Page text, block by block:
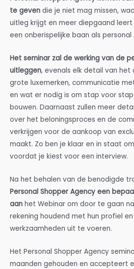
te geven die je niet mag missen,
uitleg krijgt en meer diepgaand
een onberispelijke baan als
Het seminar zal de werking van de
uitleggen, evenals elk detail van het
grote luxemerken, communicatie
en wat er nodig is om stap voor
bouwen. Daarnaast zullen meer
over het beloningsproces en de
verkrijgen voor de aankoop van
maakt. Zo ben je klaar en in staat
voordat je kiest voor een interview.
Na het behalen van de benodigde
Personal Shopper Agency een
aan het Webinar om door te gaan
rekening houdend met hun profiel
werkzaamheden uit te voeren.
Het Personal Shopper Agency
maanden gehouden en accepteert